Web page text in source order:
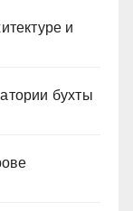
и
бухты